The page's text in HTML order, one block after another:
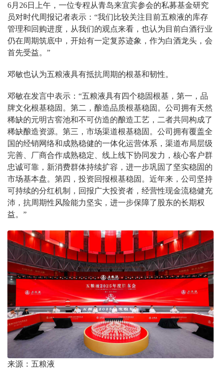
6月26日上午，一位专程从青岛来宜宾参会的私募基金研究
员对时代周报记者表示：“我们比较关注目前五粮液的库存
管理和回购进度，从我们的观点来看，也认为目前白酒行业
仍在周期筑底中，开始有一定复苏迹象，作为白酒龙头，会
首先受益。”
邓敏也认为五粮液具有抵抗周期的根基和韧性。
邓敏在发言中表示：“五粮液具有四个稳固根基，第一，品
牌文化根基稳固。第二，酿造品质根基稳固。公司拥有天然
稀缺的元明古窖池和不可仿造的酿造工艺，二者共同构成了
稀缺酿造资源。第三，市场渠道根基稳固。公司拥有覆盖全
国的经销网络和成熟稳健的一体化运营体系，渠道布局层级
完善、厂商合作成熟稳定、线上线下协同发力，核心客户群
忠诚可靠，新消费群体持续扩容，进一步巩固了坚实稳固的
市场基本盘。第四，投资回报根基稳固。近年来，公司坚持
可持续的分红机制，回报广大投资者，经营性现金流稳健充
沛，抗周期性风险能力坚实，进一步保障了股东的长期权
益。”
来源：五粮液